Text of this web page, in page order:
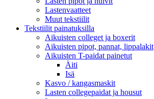
Lastenvaatteet
Muut tekstiilit
Tekstiilit painatuksilla
Aikuisten colleget ja boxerit
Aikuisten pipot, pannat, lippalakit
Aikuisten T-paidat painetut
Äiti
Isä
Kasvo / kangasmaskit
Lasten collegepaidat ja housut